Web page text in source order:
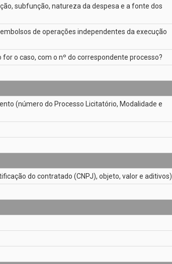
subfunção, natureza da despesa e a fonte dos
de operações independentes da execução
o caso, com o nº do correspondente processo?
(número do Processo Licitatório, Modalidade e
do contratado (CNPJ), objeto, valor e aditivos)